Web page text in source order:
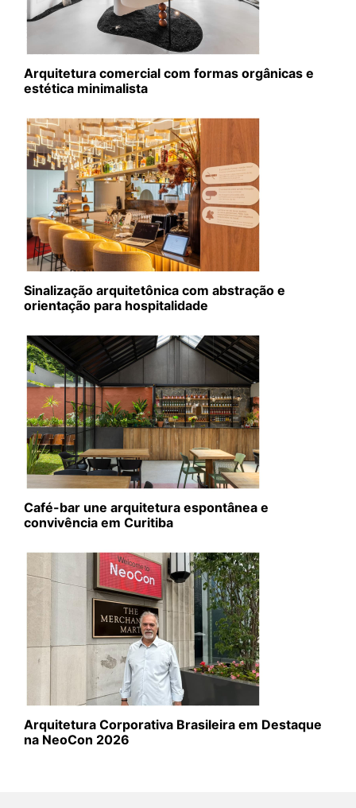
Arquitetura comercial com formas orgânicas e
estética minimalista
Sinalização arquitetônica com abstração e
orientação para hospitalidade
Café-bar une arquitetura espontânea e
convivência em Curitiba
Arquitetura Corporativa Brasileira em Destaque
na NeoCon 2026